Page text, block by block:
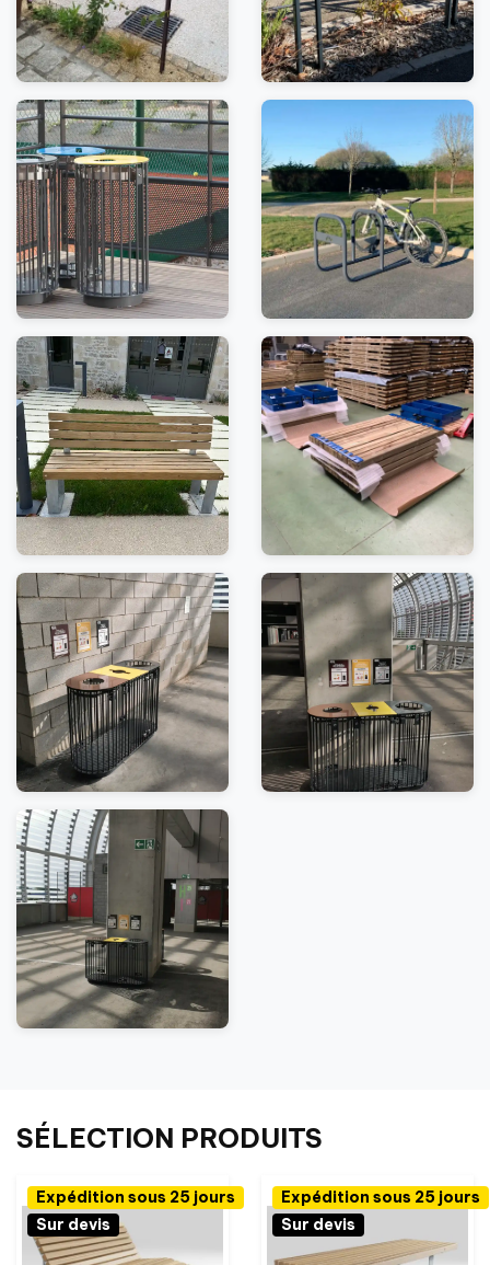
SÉLECTION PRODUITS
Expédition sous 25 jours
Sur devis
Expédition sous 25 jours
Sur devis